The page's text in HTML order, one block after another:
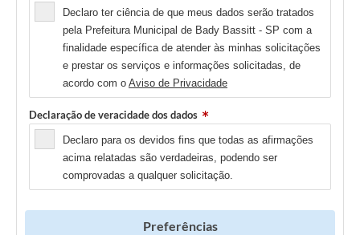
Declaro ter ciência de que meus dados serão tratados
pela Prefeitura Municipal de Bady Bassitt - SP com a
finalidade específica de atender às minhas solicitações
e prestar os serviços e informações solicitadas, de
acordo com o Aviso de Privacidade
Declaração de veracidade dos dados
Declaro para os devidos fins que todas as afirmações
acima relatadas são verdadeiras, podendo ser
comprovadas a qualquer solicitação.
Preferências